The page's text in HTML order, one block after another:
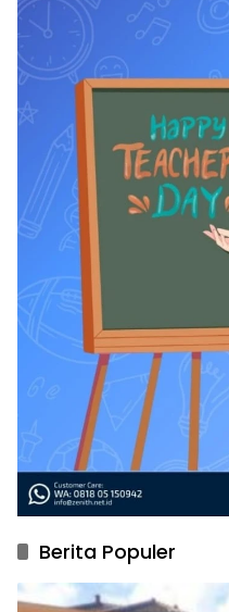
Berita Populer